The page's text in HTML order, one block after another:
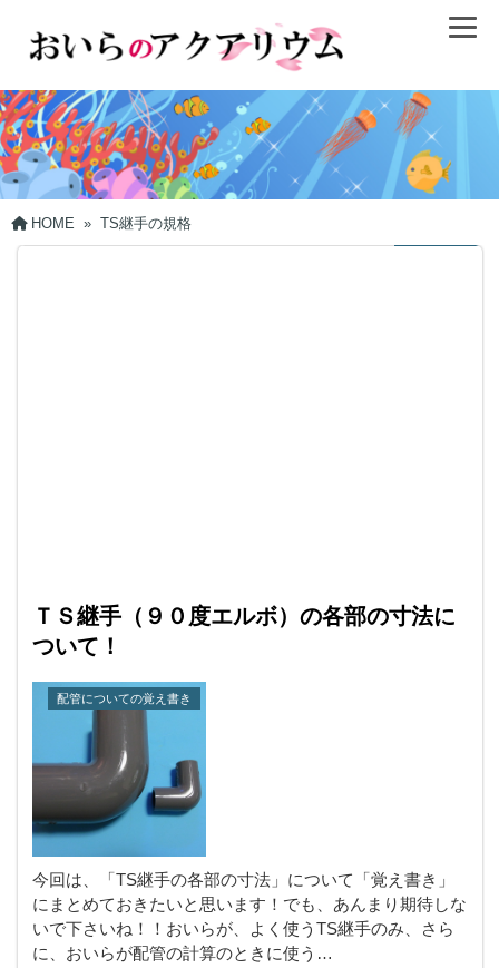
HOME » TS継手の規格
ＴＳ継手（９０度エルボ）の各部の寸法に
ついて！
配管についての覚え書き
今回は、「TS継手の各部の寸法」について「覚え書き」
にまとめておきたいと思います！でも、あんまり期待しな
いで下さいね！！おいらが、よく使うTS継手のみ、さら
に、おいらが配管の計算のときに使う…